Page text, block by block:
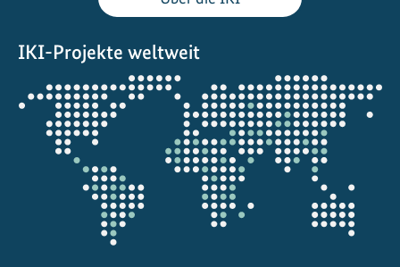
g
r
a
t
e
g
i
IKI-Projekte weltweit
Öffnet
die
Projektkarte